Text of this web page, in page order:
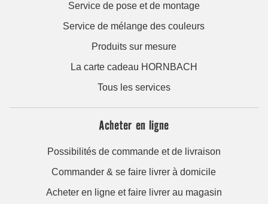
Service de pose et de montage
Service de mélange des couleurs
Produits sur mesure
La carte cadeau HORNBACH
Tous les services
Acheter en ligne
Possibilités de commande et de livraison
Commander & se faire livrer à domicile
Acheter en ligne et faire livrer au magasin